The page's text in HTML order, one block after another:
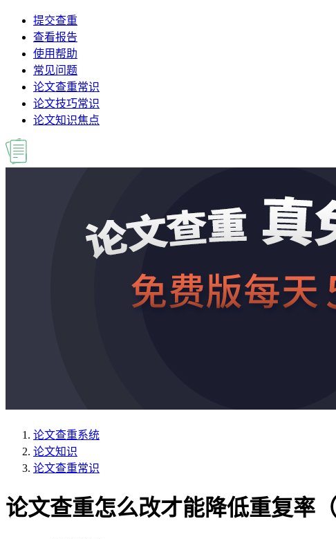
提交查重
查看报告
使用帮助
常见问题
论文查重常识
论文技巧常识
论文知识焦点
论文查重系统
论文知识
论文查重常识
论文查重怎么改才能降低重复率